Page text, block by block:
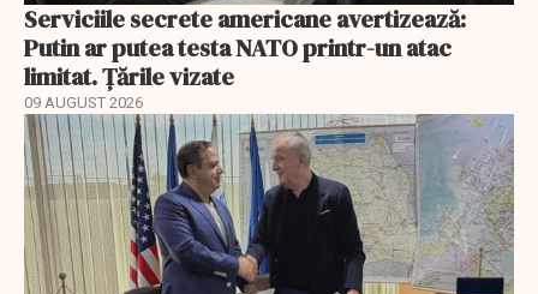
Serviciile secrete americane avertizează:
Putin ar putea testa NATO printr-un atac
limitat. Țările vizate
09 AUGUST 2026